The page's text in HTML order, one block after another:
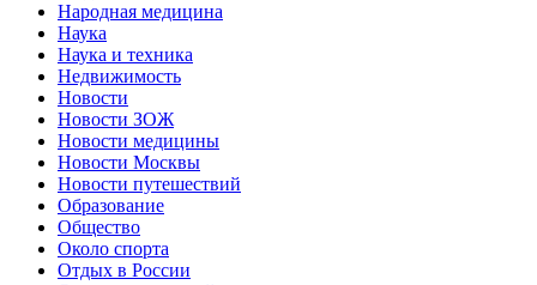
Народная медицина
Наука
Наука и техника
Недвижимость
Новости
Новости ЗОЖ
Новости медицины
Новости Москвы
Новости путешествий
Образование
Общество
Около спорта
Отдых в России